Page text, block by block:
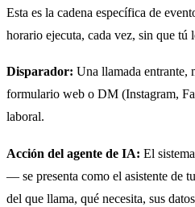
Esta es la cadena específica de
horario ejecuta, cada vez, sin que tú
Disparador: Una llamada entrante,
formulario web o DM (Instagram,
laboral.
Acción del agente de IA: El
— se presenta como el asistente de
del que llama, qué necesita, sus